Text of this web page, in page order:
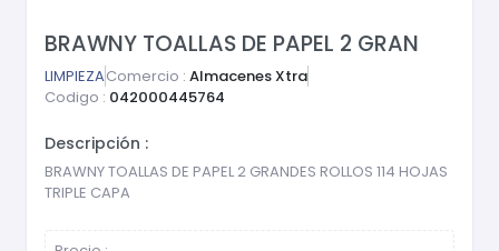
BRAWNY TOALLAS DE PAPEL 2 GRAN
LIMPIEZAComercio : Almacenes Xtra
Codigo : 042000445764
Descripción :
BRAWNY TOALLAS DE PAPEL 2 GRANDES ROLLOS 114 HOJAS
TRIPLE CAPA